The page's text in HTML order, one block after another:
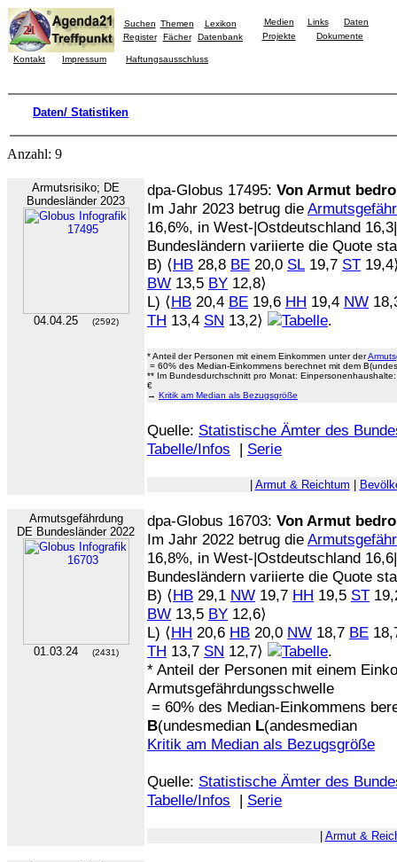
Suchen Themen
Lexikon
Register
Fächer Datenbank
Medien Links
Daten
Projekte
Dokumente
Kontakt Impressum Haftungsausschluss
Daten/ Statistiken
Anzahl: 9
Armutsrisiko; DE
Bundesländer 2023
04.04.25 (2592)
dpa-Globus 17495: Von Armut
Im Jahr 2023 betrug die
16,6%, in West-|Ostdeutschland
Bundesländern variierte die Quote
B) ⟨HB 28,8 BE 20,0 SL 19,7 ST
BW 13,5 BY 12,8⟩
L) ⟨HB 20,4 BE 19,6 HH 19,4 NW
TH 13,4 SN 13,2⟩ .
* Anteil der Personen mit einem Einkommen unter der
= 60% des Median-Einkommens berechnet mit dem
** Im Bundesdurchschnitt pro Monat:
€
→ Kritik am Median als Bezugsgröße
Quelle: Statistische Ämter des
Tabelle/Infos | Serie
Armut & Reichtum
Armutsgefährdung
DE Bundesländer 2022
01.03.24 (2431)
dpa-Globus 16703: Von Armut
Im Jahr 2022 betrug die
16,8%, in West-|Ostdeutschland
Bundesländern variierte die Quote
B) ⟨HB 29,1 NW 19,7 HH 19,5 ST
BW 13,5 BY 12,6⟩
L) ⟨HH 20,6 HB 20,0 NW 18,7 BE
TH 13,7 SN 12,7⟩
.
* Anteil der Personen mit einem
Armutsgefährdungsschwelle
= 60% des Median-Einkommens
B(undesmedian L(andesmedian
Kritik am Median als Bezugsgröße
Quelle: Statistische Ämter des
Tabelle/Infos | Serie
Armut &